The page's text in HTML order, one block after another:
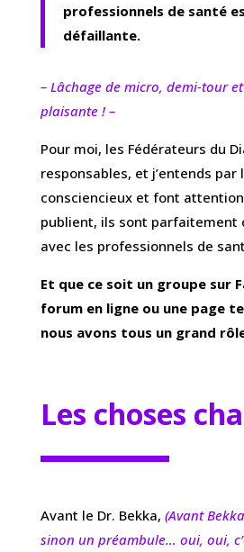
professionnels de santé
défaillante.
– Lâchage de micro, demi-tour
plaisante ! –
Pour moi, les Fédérateurs du
responsables, et j’entends par
consciencieux et font attention
publient, ils sont parfaitement
avec les professionnels de
Et que ce soit un groupe sur
forum en ligne ou une page
nous avons tous un grand
Les choses
Avant le Dr. Bekka, (Avant
sinon un préambule… oui, oui,